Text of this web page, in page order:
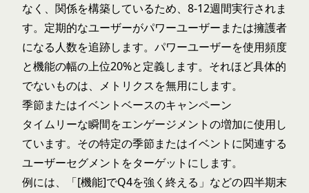
なく、関係を構築しているため、8-12週間実行されま
す。定期的なユーザーがパワーユーザーまたは擁護者
になる人数を追跡します。パワーユーザーを使用頻度
と機能の幅の上位20%と定義します。それほど具体的
でないものは、メトリクスを無用にします。
季節またはイベントベースのキャンペーン
タイムリーな瞬間をエンゲージメントの増加に使用し
ています。その特定の季節またはイベントに関連する
ユーザーセグメントをターゲットにします。
例には、「[機能]でQ4を強く終える」などの四半期末